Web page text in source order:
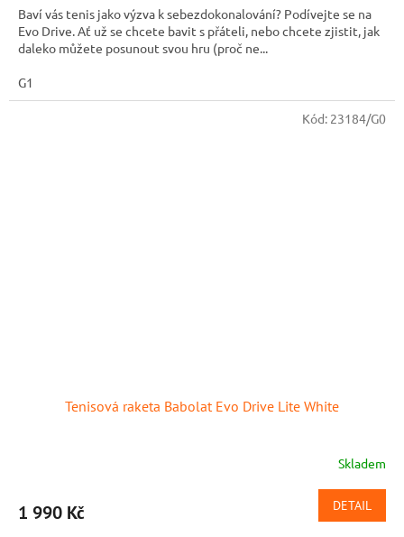
Baví vás tenis jako výzva k sebezdokonalování? Podívejte se na
Evo Drive. Ať už se chcete bavit s přáteli, nebo chcete zjistit, jak
daleko můžete posunout svou hru (proč ne...
G1
Tenisová raketa Babolat Evo Drive Lite White
Skladem
1 990 Kč DETAIL
Kód: 23184/G0